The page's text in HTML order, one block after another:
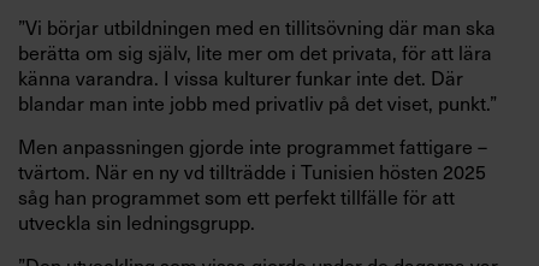
”Vi börjar utbildningen med en tillitsövning där man ska
berätta om sig själv, lite mer om det privata, för att lära
känna varandra. I vissa kulturer funkar inte det. Där
blandar man inte jobb med privatliv på det viset, punkt.”
Men anpassningen gjorde inte programmet fattigare –
tvärtom. När en ny vd tillträdde i Tunisien hösten 2025
såg han programmet som ett perfekt tillfälle för att
utveckla sin ledningsgrupp.